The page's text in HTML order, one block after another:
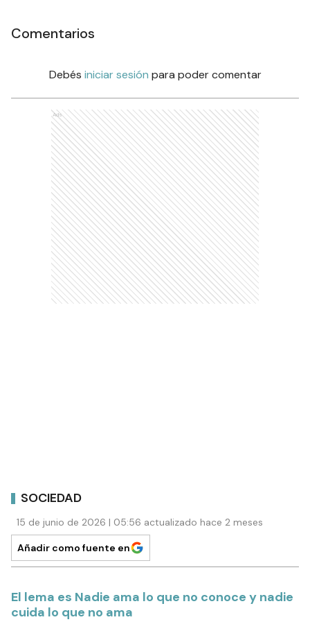
Comentarios
Debés iniciar sesión para poder comentar
Ads
SOCIEDAD
15 de junio de 2026 | 05:56 actualizado hace 2 meses
Añadir como fuente en
El lema es Nadie ama lo que no conoce y nadie
cuida lo que no ama